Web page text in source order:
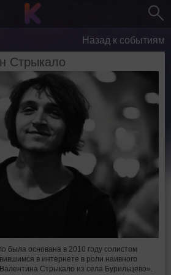
Назад к событиям
Стрыкало
была основана в 2010 году солистом
в интернете в роли наивного
Стрыкало из села Бурильцево».